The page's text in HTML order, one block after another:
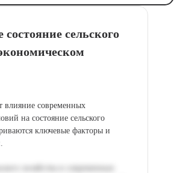
сельского
влияние современных
на состояние сельского
ключевые факторы и